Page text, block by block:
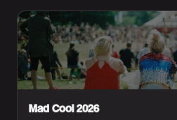
Mad Cool 2026